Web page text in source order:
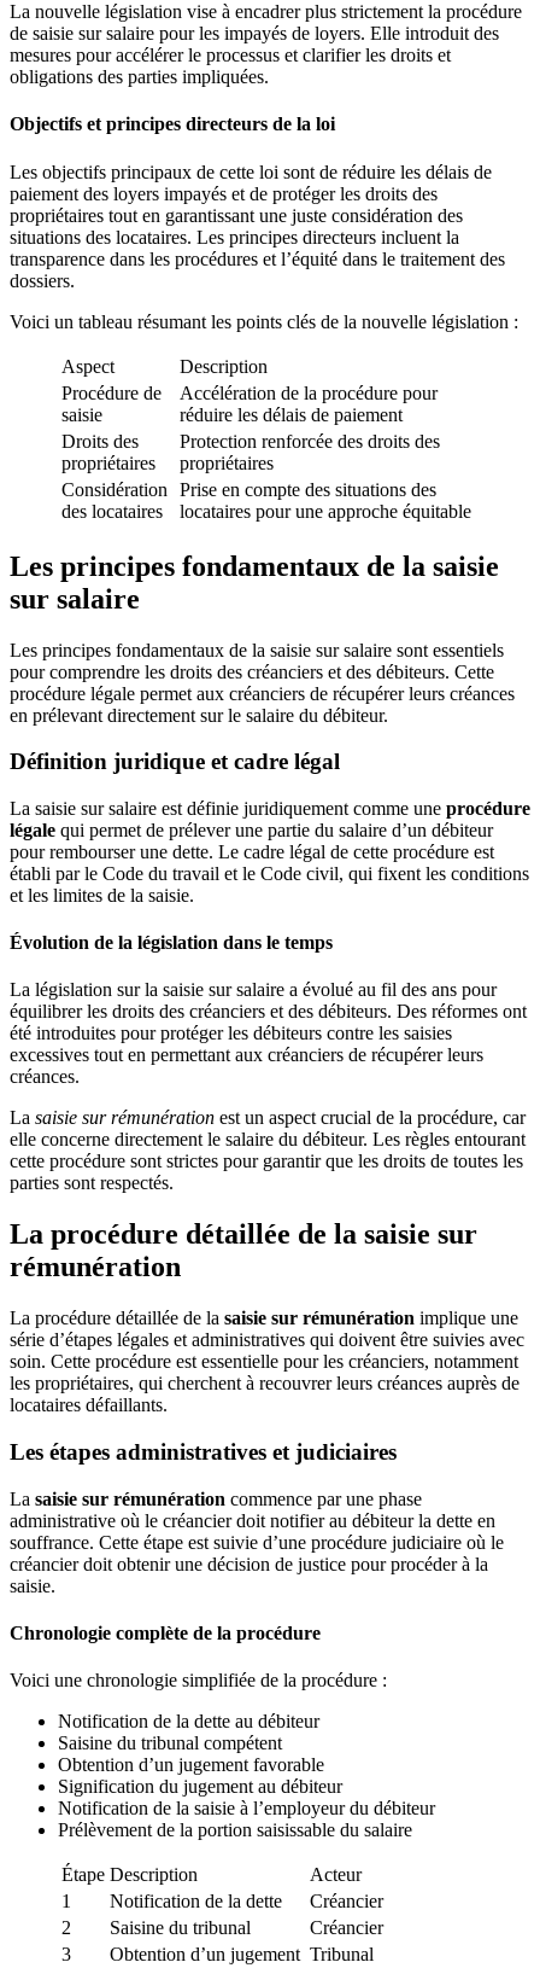
La nouvelle législation vise à encadrer plus strictement la procédure
de saisie sur salaire pour les impayés de loyers. Elle introduit des
mesures pour accélérer le processus et clarifier les droits et
obligations des parties impliquées.
Objectifs et principes directeurs de la loi
Les objectifs principaux de cette loi sont de réduire les délais de
paiement des loyers impayés et de protéger les droits des
propriétaires tout en garantissant une juste considération des
situations des locataires. Les principes directeurs incluent la
transparence dans les procédures et l’équité dans le traitement des
dossiers.
Voici un tableau résumant les points clés de la nouvelle législation :
Aspect
Description
Procédure de
saisie
Accélération de la procédure pour
réduire les délais de paiement
Droits des
propriétaires
Protection renforcée des droits des
propriétaires
Considération
des locataires
Prise en compte des situations des
locataires pour une approche équitable
Les principes fondamentaux de la saisie
sur salaire
Les principes fondamentaux de la saisie sur salaire sont essentiels
pour comprendre les droits des créanciers et des débiteurs. Cette
procédure légale permet aux créanciers de récupérer leurs créances
en prélevant directement sur le salaire du débiteur.
Définition juridique et cadre légal
La saisie sur salaire est définie juridiquement comme une procédure
légale qui permet de prélever une partie du salaire d’un débiteur
pour rembourser une dette. Le cadre légal de cette procédure est
établi par le Code du travail et le Code civil, qui fixent les conditions
et les limites de la saisie.
Évolution de la législation dans le temps
La législation sur la saisie sur salaire a évolué au fil des ans pour
équilibrer les droits des créanciers et des débiteurs. Des réformes ont
été introduites pour protéger les débiteurs contre les saisies
excessives tout en permettant aux créanciers de récupérer leurs
créances.
La saisie sur rémunération est un aspect crucial de la procédure, car
elle concerne directement le salaire du débiteur. Les règles entourant
cette procédure sont strictes pour garantir que les droits de toutes les
parties sont respectés.
La procédure détaillée de la saisie sur
rémunération
La procédure détaillée de la saisie sur rémunération implique une
série d’étapes légales et administratives qui doivent être suivies avec
soin. Cette procédure est essentielle pour les créanciers, notamment
les propriétaires, qui cherchent à recouvrer leurs créances auprès de
locataires défaillants.
Les étapes administratives et judiciaires
La saisie sur rémunération commence par une phase
administrative où le créancier doit notifier au débiteur la dette en
souffrance. Cette étape est suivie d’une procédure judiciaire où le
créancier doit obtenir une décision de justice pour procéder à la
saisie.
Chronologie complète de la procédure
Voici une chronologie simplifiée de la procédure :
Notification de la dette au débiteur
Saisine du tribunal compétent
Obtention d’un jugement favorable
Signification du jugement au débiteur
Notification de la saisie à l’employeur du débiteur
Prélèvement de la portion saisissable du salaire
Étape Description
Acteur
1
Notification de la dette
Créancier
2
Saisine du tribunal
Créancier
3
Obtention d’un jugement Tribunal